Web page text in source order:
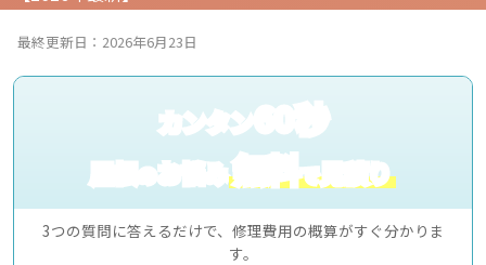
最終更新日：2026年6月23日
カンタン60秒
屋根のお悩み無料で見積り
3つの質問に答えるだけで、修理費用の概算がすぐ分かりま
す。